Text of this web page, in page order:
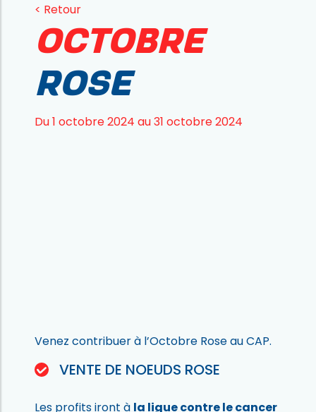
< Retour
Octobre
rose
Du 1 octobre 2024 au 31 octobre 2024
Venez contribuer à l’Octobre Rose au CAP.
VENTE DE NOEUDS ROSE
Les profits iront à la ligue contre le cancer